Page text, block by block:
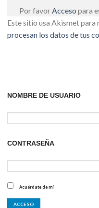
Por favor Acceso para
Este sitio usa Akismet para
procesan los datos de tus
NOMBRE DE USUARIO
CONTRASEÑA
Acuérdate de mí